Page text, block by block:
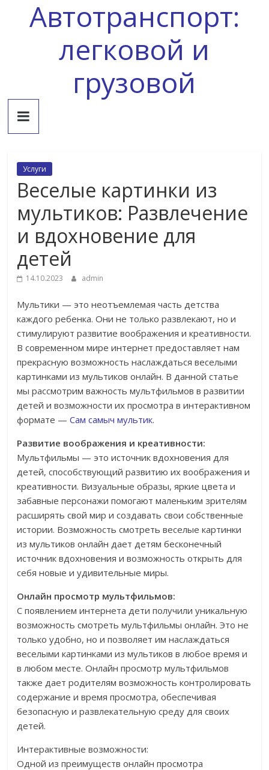
Автотранспорт:
легковой и
грузовой
Услуги
Веселые картинки из
мультиков: Развлечение
и вдохновение для
детей
14.10.2023 admin
Мультики — это неотъемлемая часть детства
каждого ребенка. Они не только развлекают, но и
стимулируют развитие воображения и креативности.
В современном мире интернет предоставляет нам
прекрасную возможность наслаждаться веселыми
картинками из мультиков онлайн. В данной статье
мы рассмотрим важность мультфильмов в развитии
детей и возможности их просмотра в интерактивном
формате —Сам самыч мультик.
Развитие воображения и креативности:
Мультфильмы — это источник вдохновения для
детей, способствующий развитию их воображения и
креативности. Визуальные образы, яркие цвета и
забавные персонажи помогают маленьким зрителям
расширять свой мир и создавать свои собственные
истории. Возможность смотреть веселые картинки
из мультиков онлайн дает детям бесконечный
источник вдохновения и возможность открыть для
себя новые и удивительные миры.
Онлайн просмотр мультфильмов:
С появлением интернета дети получили уникальную
возможность смотреть мультфильмы онлайн. Это не
только удобно, но и позволяет им наслаждаться
веселыми картинками из мультиков в любое время и
в любом месте. Онлайн просмотр мультфильмов
также дает родителям возможность контролировать
содержание и время просмотра, обеспечивая
безопасную и развлекательную среду для своих
детей.
Интерактивные возможности:
Одной из преимуществ онлайн просмотра